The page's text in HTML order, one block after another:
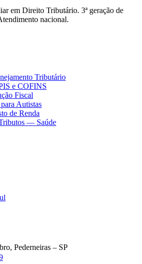
em Direito Tributário. 3ª geração de
nacional.
Tributário
e COFINS
Fiscal
Autistas
de Renda
— Saúde
Pederneiras – SP